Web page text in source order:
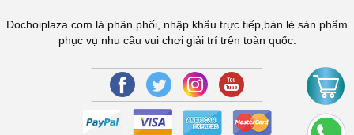
Dochoiplaza.com là phân phối, nhập khẩu trực tiếp,bán lẻ sản phẩm
phục vụ nhu cầu vui chơi giải trí trên toàn quốc.